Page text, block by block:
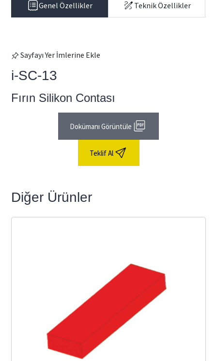
Genel Özellikler Teknik Özellikler
Sayfayı Yer İmlerine Ekle
i-SC-13
Fırın Silikon Contası
Dokümanı Görüntüle
Teklif Al
Diğer Ürünler